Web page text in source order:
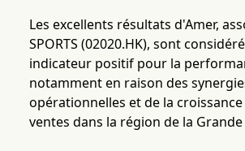
Les excellents résultats d'Amer,
SPORTS (02020.HK), sont
indicateur positif pour la
notamment en raison des
opérationnelles et de la croissance
ventes dans la région de la Grande